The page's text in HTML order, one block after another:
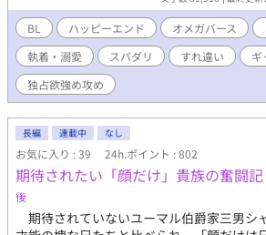
すぐ貪り尽くしたいのに、過去の罪悪感か
ない。そんな中、千晴が他のアルファに連
景斗の狂気的な独占欲が暴発して――！？
を、理性総動員で耐え抜くスパダリアルフ
幕！ この物語は『溺愛アルファに抱かれた
下剋上～』の景斗視点になります。
BL ハッピーエンド オメガバース
執着・溺愛
スパダリ すれ違い
ギ
独占欲強め攻め
長編 連載中 なし
お気に入り : 39 24h.ポイント : 802
期待されたい「顔だけ」貴族の奮闘記
後
期待されていないユーマル伯爵家三男